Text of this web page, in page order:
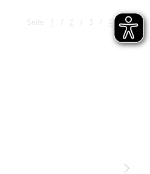
Seite 1 2 3 4 5